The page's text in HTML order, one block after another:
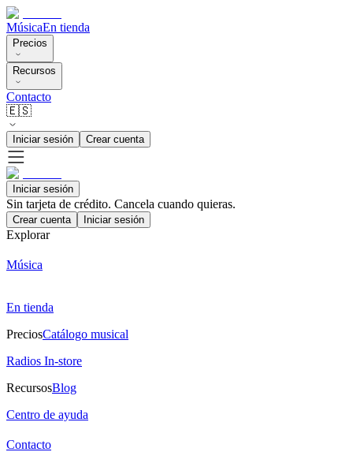
MúsicaEn tienda
Precios
Recursos
Contacto
🇪🇸
Iniciar sesión Crear cuenta
Iniciar sesión
Sin tarjeta de crédito. Cancela cuando quieras.
Crear cuenta Iniciar sesión
Explorar
Música
En tienda
PreciosCatálogo musical
Radios In-store
RecursosBlog
Centro de ayuda
Contacto